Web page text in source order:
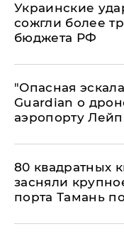
Украинские
сожгли более
бюджета РФ
"Опасная
Guardian о
аэропорту
80 квадратных
засняли
порта Тамань